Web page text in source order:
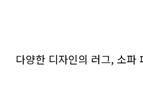
다양한 디자인의 러그, 소파